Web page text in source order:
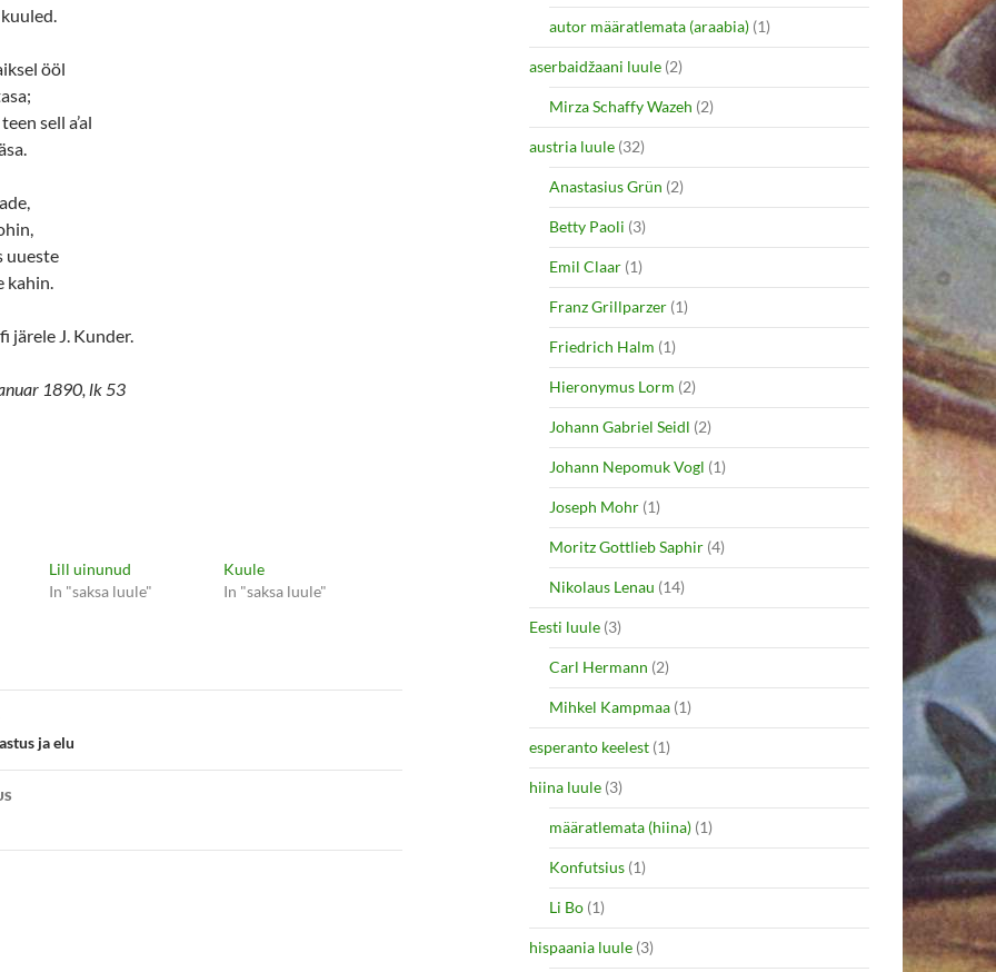
ööl
sell a’al
uueste
kahin.
järele J. Kunder.
1890, lk 53
Lill uinunud
In "saksa luule"
Kuule
In "saksa luule"
ja elu
autor määratlemata (araabia) (1)
aserbaidžaani luule (2)
Mirza Schaffy Wazeh (2)
austria luule (32)
Anastasius Grün (2)
Betty Paoli (3)
Emil Claar (1)
Franz Grillparzer (1)
Friedrich Halm (1)
Hieronymus Lorm (2)
Johann Gabriel Seidl (2)
Johann Nepomuk Vogl (1)
Joseph Mohr (1)
Moritz Gottlieb Saphir (4)
Nikolaus Lenau (14)
Eesti luule (3)
Carl Hermann (2)
Mihkel Kampmaa (1)
esperanto keelest (1)
hiina luule (3)
määratlemata (hiina) (1)
Konfutsius (1)
Li Bo (1)
hispaania luule (3)